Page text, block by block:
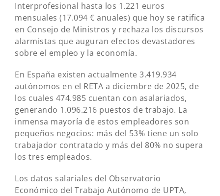
Interprofesional hasta los 1.221 euros
mensuales (17.094 € anuales) que hoy se ratifica
en Consejo de Ministros y rechaza los discursos
alarmistas que auguran efectos devastadores
sobre el empleo y la economía.
En España existen actualmente 3.419.934
autónomos en el RETA a diciembre de 2025, de
los cuales 474.985 cuentan con asalariados,
generando 1.096.216 puestos de trabajo. La
inmensa mayoría de estos empleadores son
pequeños negocios: más del 53% tiene un solo
trabajador contratado y más del 80% no supera
los tres empleados.
Los datos salariales del Observatorio
Económico del Trabajo Autónomo de UPTA,